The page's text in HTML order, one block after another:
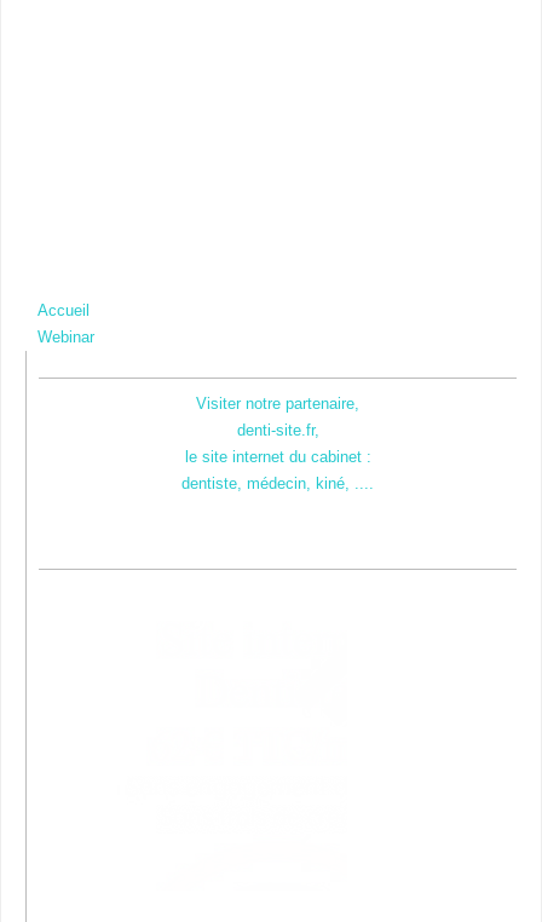
Accueil
Webinar
Visiter notre partenaire,
denti-site.fr,
le site internet du cabinet :
dentiste, médecin, kiné, ....